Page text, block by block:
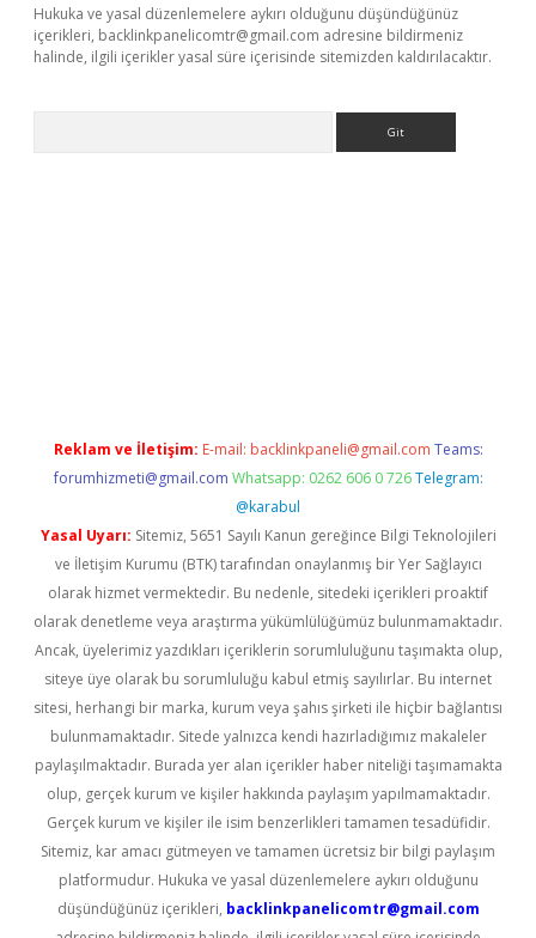
Hukuka ve yasal düzenlemelere aykırı olduğunu düşündüğünüz
içerikleri, backlinkpanelicomtr@gmail.com adresine bildirmeniz
halinde, ilgili içerikler yasal süre içerisinde sitemizden kaldırılacaktır.
Reklam ve İletişim: E-mail: backlinkpaneli@gmail.com Teams:
forumhizmeti@gmail.com Whatsapp: 0262 606 0 726 Telegram:
@karabul
Yasal Uyarı: Sitemiz, 5651 Sayılı Kanun gereğince Bilgi Teknolojileri
ve İletişim Kurumu (BTK) tarafından onaylanmış bir Yer Sağlayıcı
olarak hizmet vermektedir. Bu nedenle, sitedeki içerikleri proaktif
olarak denetleme veya araştırma yükümlülüğümüz bulunmamaktadır.
Ancak, üyelerimiz yazdıkları içeriklerin sorumluluğunu taşımakta olup,
siteye üye olarak bu sorumluluğu kabul etmiş sayılırlar. Bu internet
sitesi, herhangi bir marka, kurum veya şahıs şirketi ile hiçbir bağlantısı
bulunmamaktadır. Sitede yalnızca kendi hazırladığımız makaleler
paylaşılmaktadır. Burada yer alan içerikler haber niteliği taşımamakta
olup, gerçek kurum ve kişiler hakkında paylaşım yapılmamaktadır.
Gerçek kurum ve kişiler ile isim benzerlikleri tamamen tesadüfidir.
Sitemiz, kar amacı gütmeyen ve tamamen ücretsiz bir bilgi paylaşım
platformudur. Hukuka ve yasal düzenlemelere aykırı olduğunu
düşündüğünüz içerikleri, backlinkpanelicomtr@gmail.com